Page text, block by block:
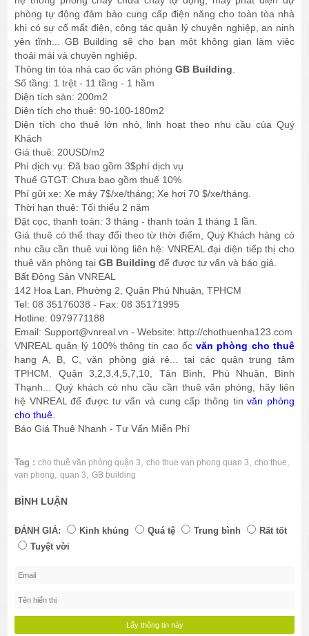
phòng tự động đảm bảo cung cấp điện năng cho toàn tòa nhà
khi có sự cố mất điện, công tác quản lý chuyên nghiệp, an ninh
yên tĩnh... GB Building sẽ cho bạn một không gian làm việc
thoải mái và chuyên nghiệp.
Thông tin tòa nhà cao ốc văn phòngGB Building.
Số tầng: 1 trệt - 11 tầng - 1 hầm
Diện tích sàn: 200m2
Diện tích cho thuê: 90-100-180m2
Diện tích cho thuê lớn nhỏ, linh hoạt theo nhu cầu của Quý
Khách
Giá thuê: 20USD/m2
Phí dịch vụ: Đã bao gồm 3$phí dịch vụ
Thuế GTGT: Chưa bao gồm thuế 10%
Phí gửi xe: Xe máy 7$/xe/tháng; Xe hơi 70 $/xe/tháng.
Thời hạn thuê: Tối thiểu 2 năm
Đặt cọc, thanh toán: 3 tháng - thanh toán 1 tháng 1 lần.
Giá thuê có thể thay đổi theo từ thời điểm, Quý Khách hàng có
nhu cầu cần thuê vui lòng liên hệ: VNREAL đại diện tiếp thị cho
thuê văn phòng tạiGB Building để được tư vấn và báo giá.
Bất Động Sản VNREAL
142 Hoa Lan, Phường 2, Quận Phú Nhuận, TPHCM
Tel: 08 35176038 - Fax: 08 35171995
Hotline: 0979771188
Email: Support@vnreal.vn - Website: http://chothuenha123.com
VNREAL quản lý 100% thông tin cao ốcvăn phòng cho thuê
hạng A, B, C, văn phòng giá rẻ... tại các quận trung tâm
TPHCM. Quận 3,2,3,4,5,7,10, Tân Bình, Phú Nhuận, Bình
Thạnh... Quý khách có nhu cầu cần thuê văn phòng, hãy liên
hệ VNREAL để được tư vấn và cung cấp thông tinvăn phòng
cho thuê.
Báo Giá Thuê Nhanh - Tư Vấn Miễn Phí
Tag : cho thuê văn phòng quận 3,cho thue van phong quan 3,cho thue,
van phong,quan 3,GB building
BÌNH LUẬN
ĐÁNH GIÁ: Kinh khủng Quá tệ Trung bình
Rất tốt
Tuyệt vời